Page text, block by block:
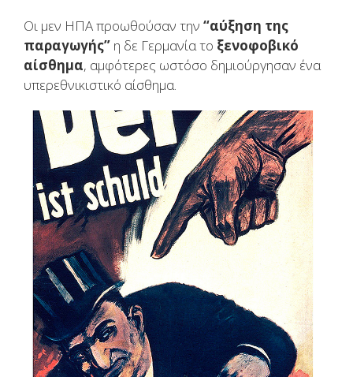
Οι μεν ΗΠΑ προωθούσαν την “αύξηση της
παραγωγής” η δε Γερμανία το ξενοφοβικό
αίσθημα, αμφότερες ωστόσο δημιούργησαν ένα
υπερεθνικιστικό αίσθημα.